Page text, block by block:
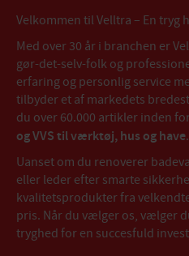
Velkommen til Velltra – En tryg
Med over 30 år i branchen er
gør-det-selv-folk og
erfaring og personlig service
tilbyder et af markedets
du over 60.000 artikler inden
og VVS til værktøj, hus og have.
Uanset om du renoverer
eller leder efter smarte
kvalitetsprodukter fra
pris. Når du vælger os, vælger
tryghed for en succesfuld